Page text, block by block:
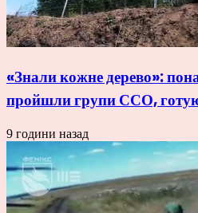
«Знали кожне дерево»:
пройшли групи ССО,
9 години назад